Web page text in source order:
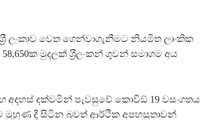
ලංකාව වෙත ගෙන්වාගැනීමට නියමිත ලාංකික
මුදලක් ශ‍්‍රීලංකන් ගුවන් සමාගම අය
දක්වමින් පැවසුවේ කොවිඞ් 19 වසංගතය
මුහුණ දී සිටින බවත් ආර්ථික අපහසුතාවන්